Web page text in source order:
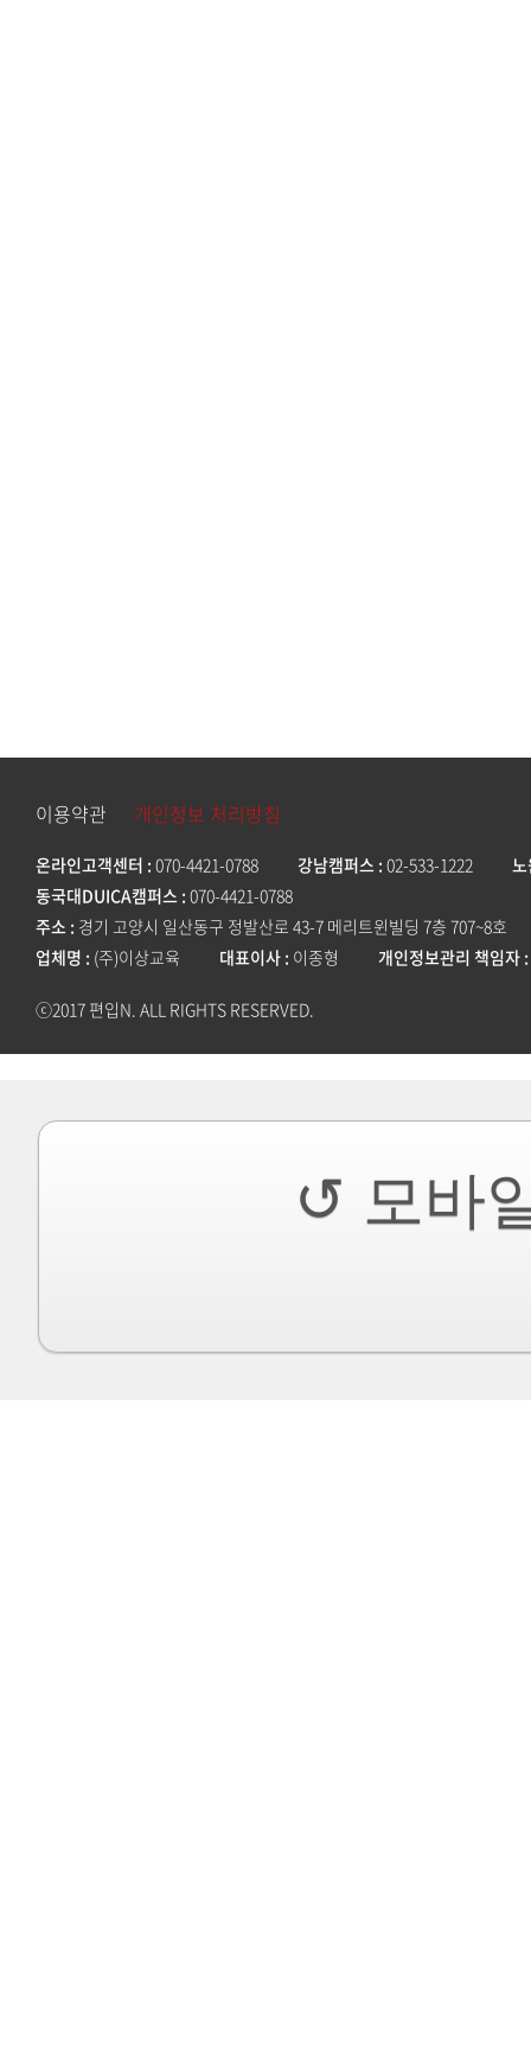
이용약관 개인정보 처리방침
온라인고객센터 070-4421-0788 강남캠퍼스 02-533-1222
동국대DUICA캠퍼스 070-4421-0788
주소 경기 고양시 일산동구 정발산로 43-7 메리트윈빌딩 7층 707~8호
업체명 (주)이상교육 대표이사 이종형 개인정보관리 책임자
ⓒ2017 편입N. ALL RIGHTS RESERVED.
↺ 모바